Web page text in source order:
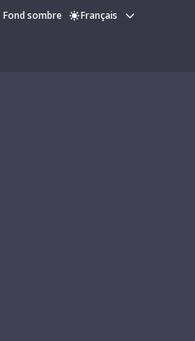
Fond sombre Français